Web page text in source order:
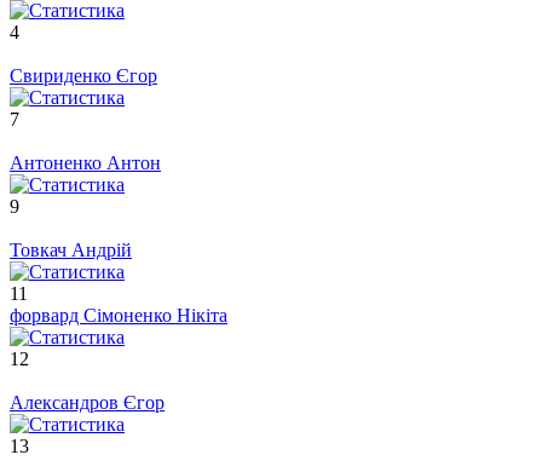
4
Свириденко Єгор
7
Антоненко Антон
9
Товкач Андрій
11
форвард Сімоненко Нікіта
12
Александров Єгор
13